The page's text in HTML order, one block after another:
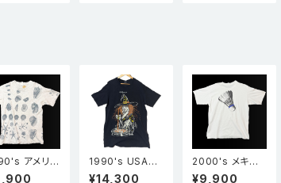
アメリカ
e vant p
1990's USA製
HEARTLAND A
¥14,300
2000's メキシ
コ製 GILDAN ギ
¥9,900